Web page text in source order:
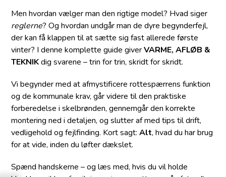
Men hvordan vælger man den rigtige model? Hvad siger
reglerne? Og hvordan undgår man de dyre begynderfejl,
der kan få klappen til at sætte sig fast allerede første
vinter? I denne komplette guide giverVARME, AFLØB &
TEKNIKdig svarene – trin for trin, skridt for skridt.
Vi begynder med at afmystificere rottespærrens funktion
og de kommunale krav, går videre til den praktiske
forberedelse i skelbrønden, gennemgår den korrekte
montering ned i detaljen, og slutter af med tips til drift,
vedligehold og fejlfinding. Kort sagt:Alt, hvad du har brug
for at vide, inden du løfter dækslet.
Spænd handskerne – og læs med, hvis du vil holde